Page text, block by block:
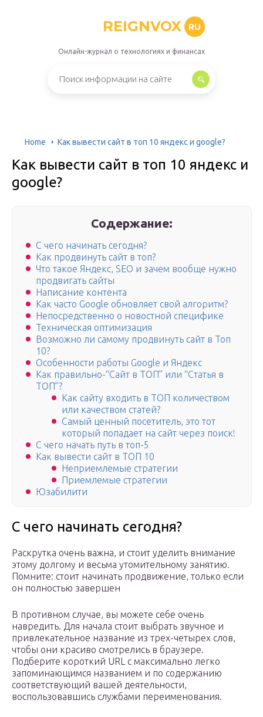
REIGNVOX RU
Онлайн-журнал о технологиях и финансах
Home Как вывести сайт в топ 10 яндекс и google?
Как вывести сайт в топ 10 яндекс и
google?
Содержание:
С чего начинать сегодня?
Как продвинуть сайт в топ?
Что такое Яндекс, SEO и зачем вообще нужно
продвигать сайты
Написание контента
Как часто Google обновляет свой алгоритм?
Непосредственно о новостной специфике
Техническая оптимизация
Возможно ли самому продвинуть сайт в Топ
10?
Особенности работы Google и Яндекс
Как правильно-“Сайт в ТОП” или “Статья в
ТОП”?
Как сайту входить в ТОП количеством
или качеством статей?
Самый ценный посетитель, это тот
который попадает на сайт через поиск!
С чего начать путь в топ-5
Как вывести сайт в ТОП 10
Неприемлемые стратегии
Приемлемые стратегии
Юзабилити
С чего начинать сегодня?
Раскрутка очень важна, и стоит уделить внимание
этому долгому и весьма утомительному занятию.
Помните: стоит начинать продвижение, только если
он полностью завершен
В противном случае, вы можете себе очень
навредить. Для начала стоит выбрать звучное и
привлекательное название из трех-четырех слов,
чтобы они красиво смотрелись в браузере.
Подберите короткий URL с максимально легко
запоминающимся названием и по содержанию
соответствующий вашей деятельности,
воспользовавшись службами переименования.